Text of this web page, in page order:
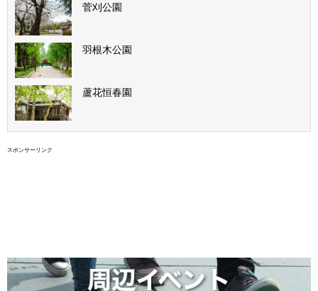
菅刈公園
羽根木公園
蘆花恒春園
スポンサーリンク